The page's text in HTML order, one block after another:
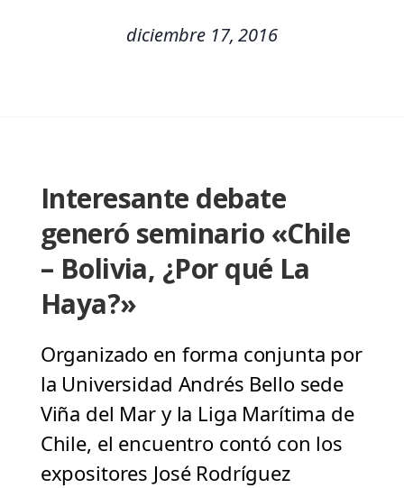
diciembre 17, 2016
Interesante debate
generó seminario «Chile
– Bolivia, ¿Por qué La
Haya?»
Organizado en forma conjunta por
la Universidad Andrés Bello sede
Viña del Mar y la Liga Marítima de
Chile, el encuentro contó con los
expositores José Rodríguez